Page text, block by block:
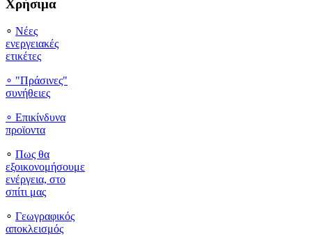
Χρήσιμα
∘ Νέες
ενεργειακές
ετικέτες
∘ "Πράσινες"
συνήθειες
∘ Επικίνδυνα
προϊοντα
∘ Πως θα
εξοικονομήσουμε
ενέργεια, στο
σπίτι μας
∘ Γεωγραφικός
αποκλεισμός